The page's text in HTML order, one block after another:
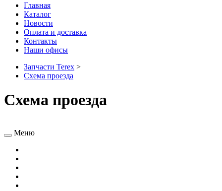
Главная
Каталог
Новости
Оплата и доставка
Контакты
Наши офисы
Запчасти Terex >
Схема проезда
Схема проезда
Меню